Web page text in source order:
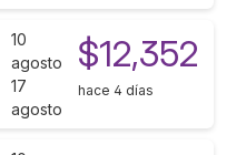
10
agosto
17
agosto
$12,352
hace 4 días